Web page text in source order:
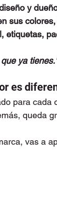
y
sus
etiquetas,
ya
es
para cada
queda
vas a